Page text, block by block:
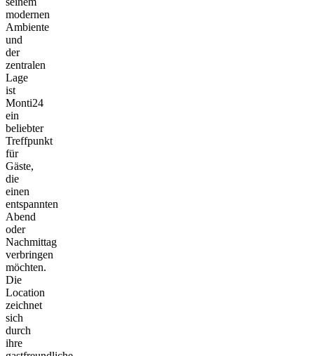
modernen
Ambiente
und
der
zentralen
Lage
ist
Monti24
ein
beliebter
Treffpunkt
für
Gäste,
die
einen
entspannten
Abend
oder
Nachmittag
verbringen
möchten.
Die
Location
zeichnet
sich
durch
ihre